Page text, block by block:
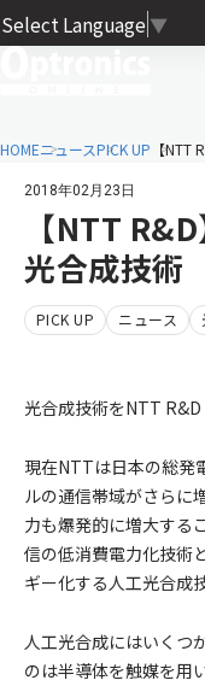
Select Language ▼
HOMEニュースPICK UP 【
2018年02月23日
【NTT
光合成技術
PICK UP ニュース
光合成技術をNTT
現在NTTは日本の総発
ルの通信帯域がさらに
力も爆発的に増大する
信の低消費電力化技術
ギー化する人工光合成
人工光合成にはいくつ
のは半導体を触媒を用